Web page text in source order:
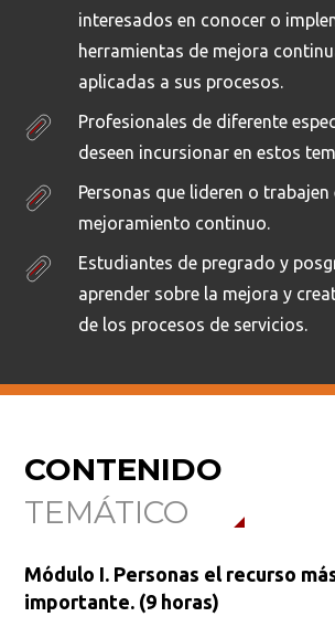
interesados en conocer o
herramientas de mejora
aplicadas a sus procesos.
Profesionales de diferente
deseen incursionar en estos
Personas que lideren o trabajen
mejoramiento continuo.
Estudiantes de pregrado y
aprender sobre la mejora y
de los procesos de servicios.
CONTENIDO
TEMÁTICO
Módulo I. Personas el recurso
importante. (9 horas)